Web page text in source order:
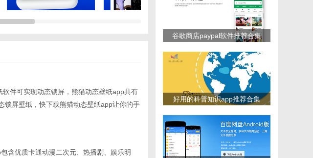
件可实现动态锁屏，熊猫动态壁纸app具有
锁屏壁纸，快下载熊猫动态壁纸app让你的手
含优质卡通动漫二次元、热播剧、娱乐明
谷歌商店paypal软件推荐合集
好用的科普知识app推荐合集